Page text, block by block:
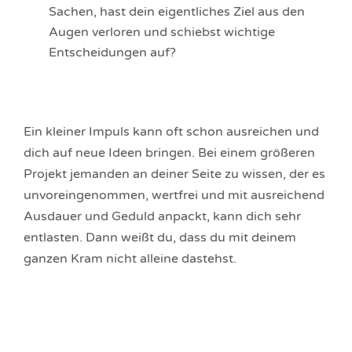
Sachen, hast dein eigentliches Ziel aus den
Augen verloren und schiebst wichtige
Entscheidungen auf?
Ein kleiner Impuls kann oft schon ausreichen und
dich auf neue Ideen bringen. Bei einem größeren
Projekt jemanden an deiner Seite zu wissen, der es
unvoreingenommen, wertfrei und mit ausreichend
Ausdauer und Geduld anpackt, kann dich sehr
entlasten. Dann weißt du, dass du mit deinem
ganzen Kram nicht alleine dastehst.